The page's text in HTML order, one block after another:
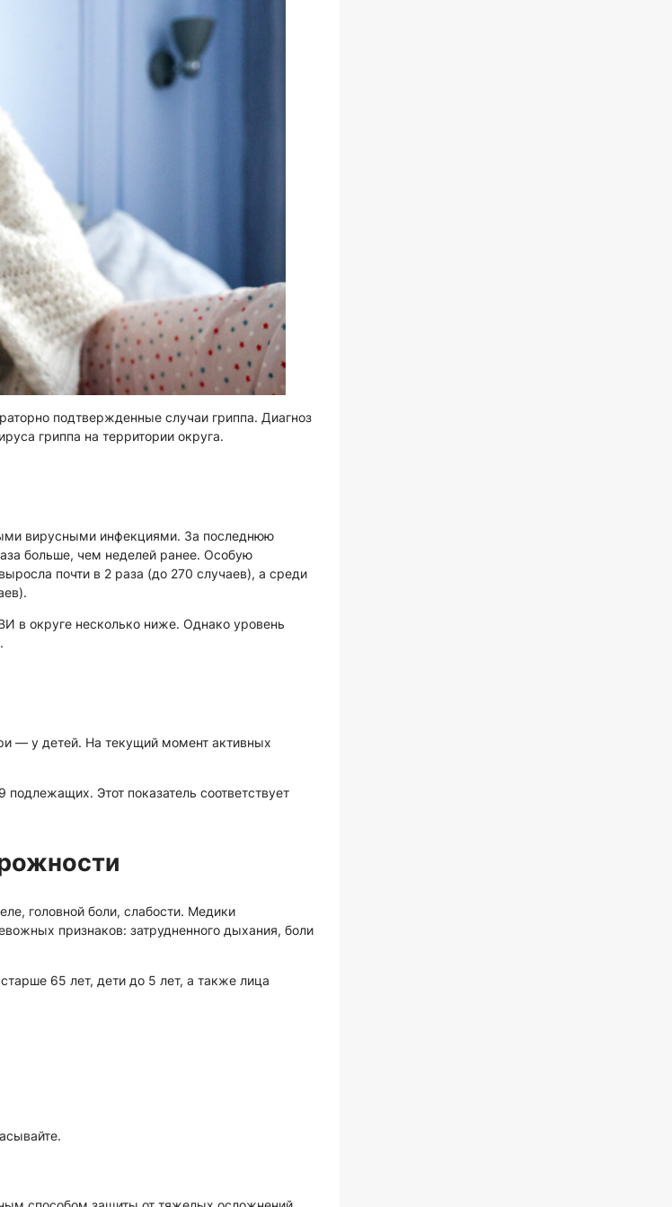
подтвержденные случаи гриппа. Диагноз
гриппа на территории округа.
вирусными инфекциями. За последнюю
больше, чем неделей ранее. Особую
почти в 2 раза (до 270 случаев), а среди
в округе несколько ниже. Однако уровень
— у детей. На текущий момент активных
Этот показатель соответствует
головной боли, слабости. Медики
признаков: затрудненного дыхания, боли
65 лет, дети до 5 лет, а также лица